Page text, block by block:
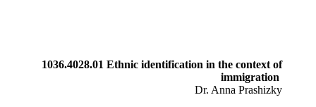
1036.4028.01 Ethnic identification in the context of
immigration
Dr. Anna Prashizky